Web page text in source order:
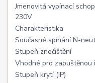
Jmenovitá vypínací
230V
Charakteristika
Současné spínání N-
Stupeň znečištění
Vhodné pro zapuštěnou
Stupeň krytí (IP)